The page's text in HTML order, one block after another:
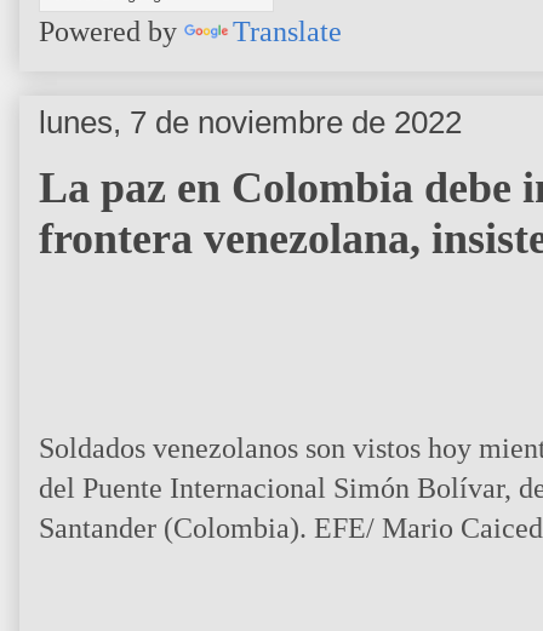
Powered by Translate
lunes, 7 de noviembre de 2022
La paz en Colombia debe
frontera venezolana,
Soldados venezolanos son vistos hoy
del Puente Internacional Simón Bolívar,
Santander (Colombia). EFE/ Mario